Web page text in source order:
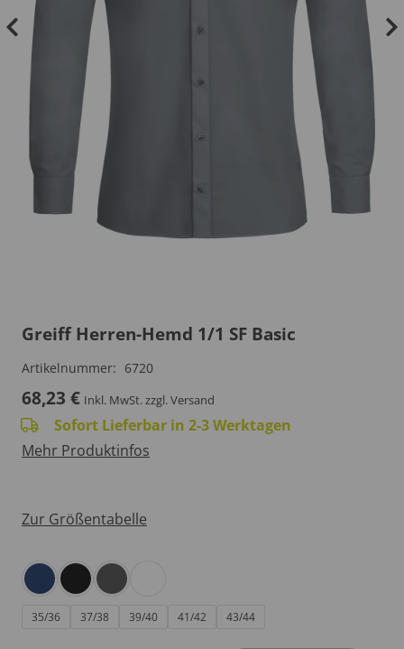
Greiff Herren-Hemd 1/1 SF Basic
Artikelnummer: 6720
68,23 € Inkl. MwSt.zzgl. Versand
Sofort Lieferbar in 2-3 Werktagen
Mehr Produktinfos
Zur Größentabelle
35/36 37/38 39/40 41/42 43/44